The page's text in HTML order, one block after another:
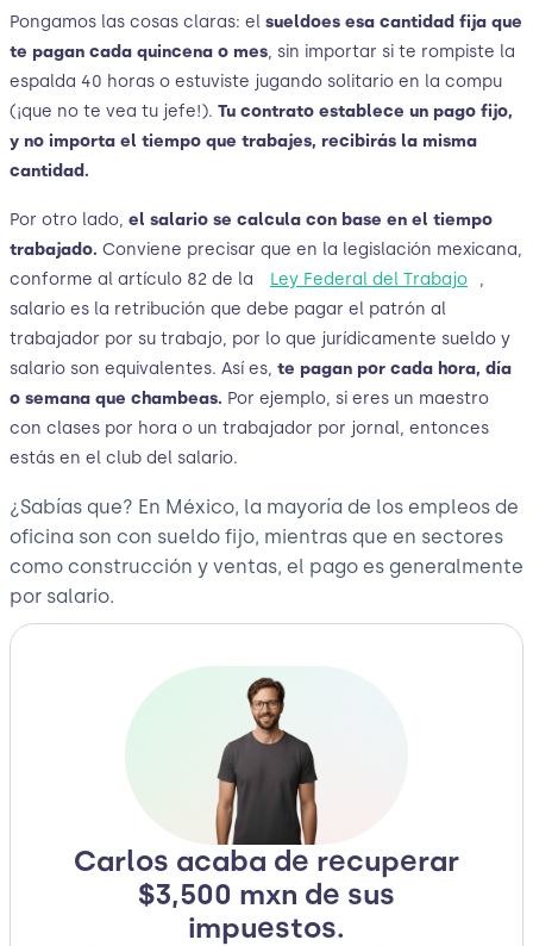
Pongamos las cosas claras: el sueldoes esa cantidad fija que
te pagan cada quincena o mes, sin importar si te rompiste la
espalda 40 horas o estuviste jugando solitario en la compu
(¡que no te vea tu jefe!). Tu contrato establece un pago fijo,
y no importa el tiempo que trabajes, recibirás la misma
cantidad.
Por otro lado, el salario se calcula con base en el tiempo
trabajado. Conviene precisar que en la legislación mexicana,
conforme al artículo 82 de la
Ley Federal del Trabajo
,
salario es la retribución que debe pagar el patrón al
trabajador por su trabajo, por lo que jurídicamente sueldo y
salario son equivalentes. Así es, te pagan por cada hora, día
o semana que chambeas. Por ejemplo, si eres un maestro
con clases por hora o un trabajador por jornal, entonces
estás en el club del salario.
¿Sabías que? En México, la mayoría de los empleos de
oficina son con sueldo fijo, mientras que en sectores
como construcción y ventas, el pago es generalmente
por salario.
Carlos acaba de recuperar
$3,500 mxn de sus
impuestos.